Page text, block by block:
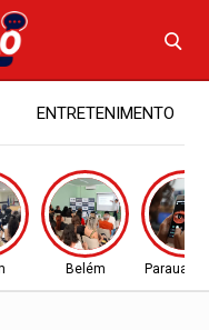
ENTRETENIMENTO
Belém